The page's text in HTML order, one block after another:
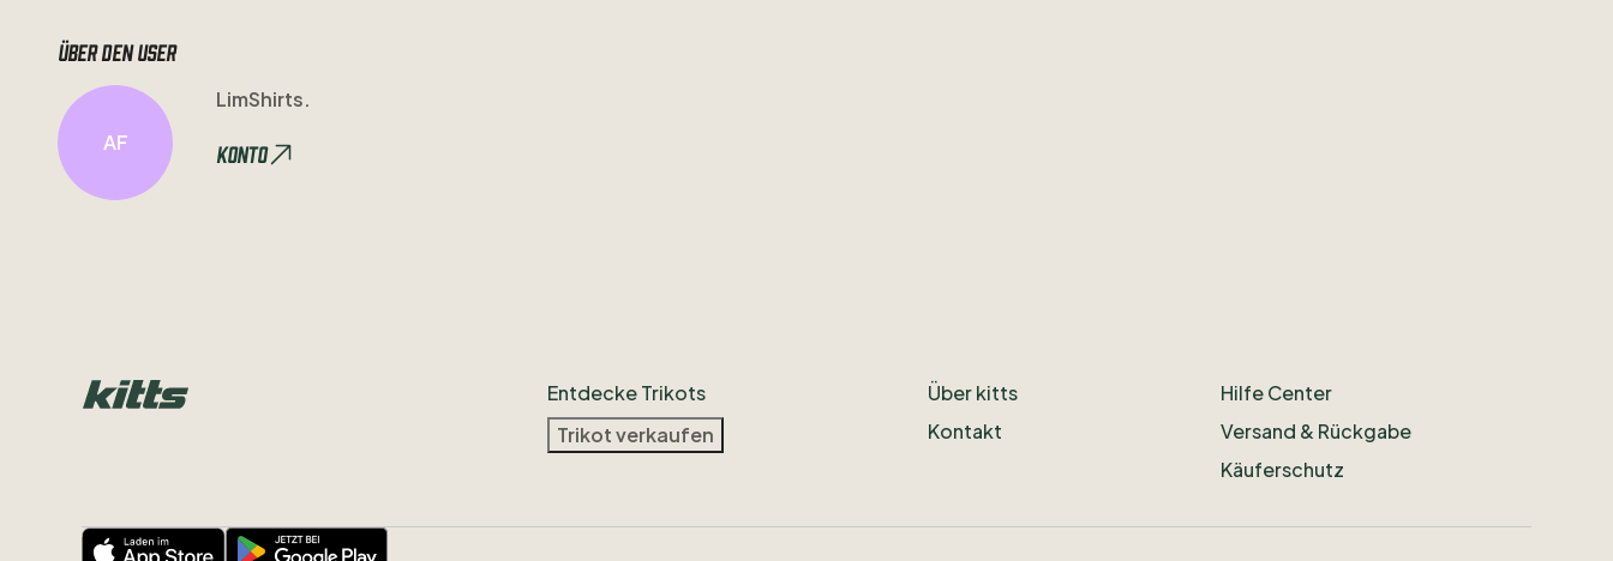
Über den user
AF
LimShirts.
Konto
Entdecke Trikots
Trikot verkaufen
Über kitts
Kontakt
Hilfe Center
Versand & Rückgabe
Käuferschutz